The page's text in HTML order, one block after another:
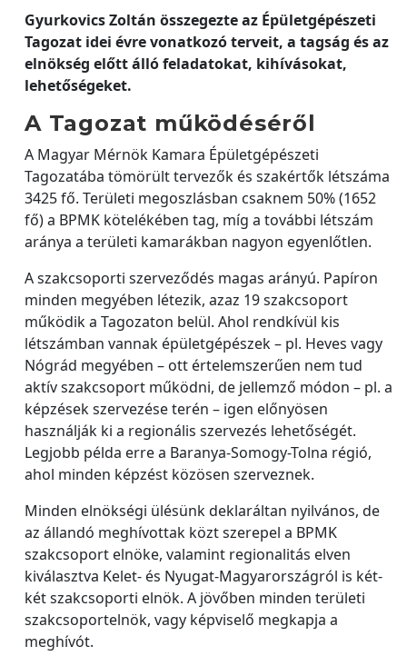
Gyurkovics Zoltán összegezte az Épületgépészeti
Tagozat idei évre vonatkozó terveit, a tagság és az
elnökség előtt álló feladatokat, kihívásokat,
lehetőségeket.
A Tagozat működéséről
A Magyar Mérnök Kamara Épületgépészeti
Tagozatába tömörült tervezők és szakértők létszáma
3425 fő. Területi megoszlásban csaknem 50% (1652
fő) a BPMK kötelékében tag, míg a további létszám
aránya a területi kamarákban nagyon egyenlőtlen.
A szakcsoporti szerveződés magas arányú. Papíron
minden megyében létezik, azaz 19 szakcsoport
működik a Tagozaton belül. Ahol rendkívül kis
létszámban vannak épületgépészek – pl. Heves vagy
Nógrád megyében – ott értelemszerűen nem tud
aktív szakcsoport működni, de jellemző módon – pl. a
képzések szervezése terén – igen előnyösen
használják ki a regionális szervezés lehetőségét.
Legjobb példa erre a Baranya-Somogy-Tolna régió,
ahol minden képzést közösen szerveznek.
Minden elnökségi ülésünk deklaráltan nyilvános, de
az állandó meghívottak közt szerepel a BPMK
szakcsoport elnöke, valamint regionalitás elven
kiválasztva Kelet- és Nyugat-Magyarországról is két-
két szakcsoporti elnök. A jövőben minden területi
szakcsoportelnök, vagy képviselő megkapja a
meghívót.